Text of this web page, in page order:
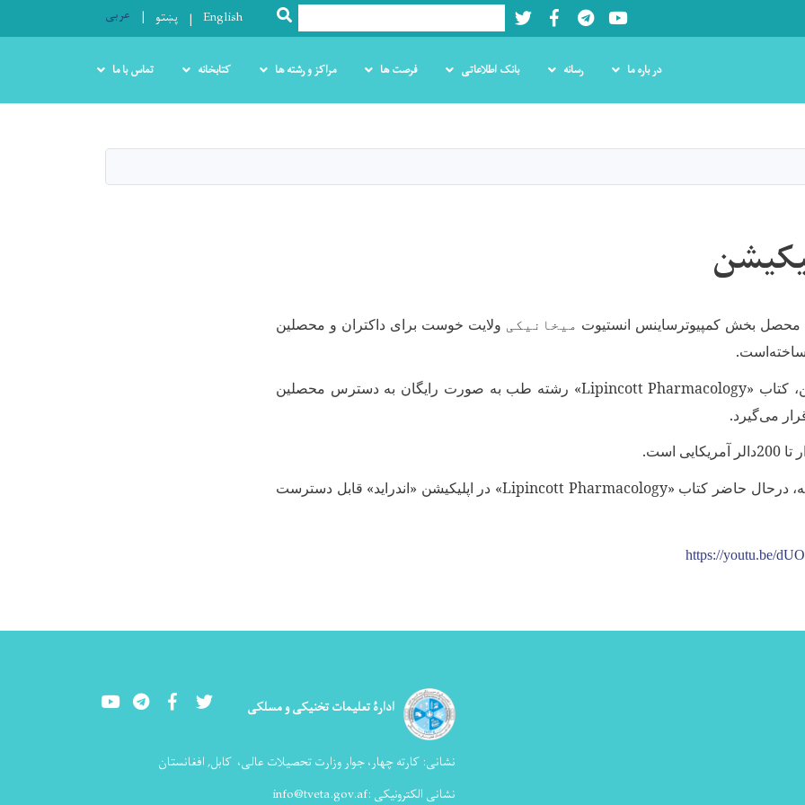
content
Youtube
LinkedIn
Facebook
Twitter
Search
SEARCH
English پښتو عربی
در باره ما رسانه بانک اطلاعاتی فرصت ها مراکز و رشته ها کتابخانه تماس با ما
محصل بخش کمپیوترساینس انستیوت میخانیکی ولایت خوست برای داکتران و محصلین
کتاب «Lipincott Pharmacology» رشته طب به صورت رایگان به دسترس محصلین
می‌گیرد.
است.
درحال حاضر کتاب «Lipincott Pharmacology» در اپلیکیشن «اندراید» قابل دسترست
https://youtu.be/
ادارۀ تعلیمات تخنیکی و مسلکی YoutubeLinkedInFacebook Twitter
نشانی: کارته چهار، جوار وزارت تحصیلات عالی، کابل, افغانستان
نشانی الکترونیکی :info@tveta.gov.af